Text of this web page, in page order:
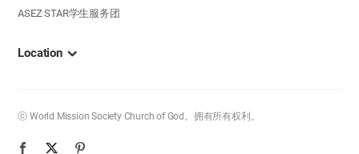
ASEZ STAR学生服务团
​Location​
ⓒ World Mission Society Church of God。拥有所有权利。